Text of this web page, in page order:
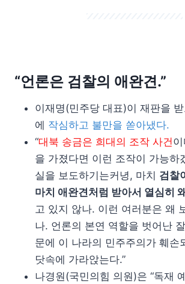
“언론은 검찰의 애완견.”
이재명(민주당 대표)이 재판을
에 작심하고 불만을 쏟아냈다.
“대북 송금은 희대의 조작 사건
을 가졌다면 이런 조작이 가능하
실을 보도하기는커녕, 마치 검찰
마치 애완견처럼 받아서 열심히
고 있지 않나. 이런 여러분은 왜
나. 언론의 본연 역할을 벗어난
문에 이 나라의 민주주의가 훼손
닷속에 가라앉는다.”
나경원(국민의힘 의원)은 “독재